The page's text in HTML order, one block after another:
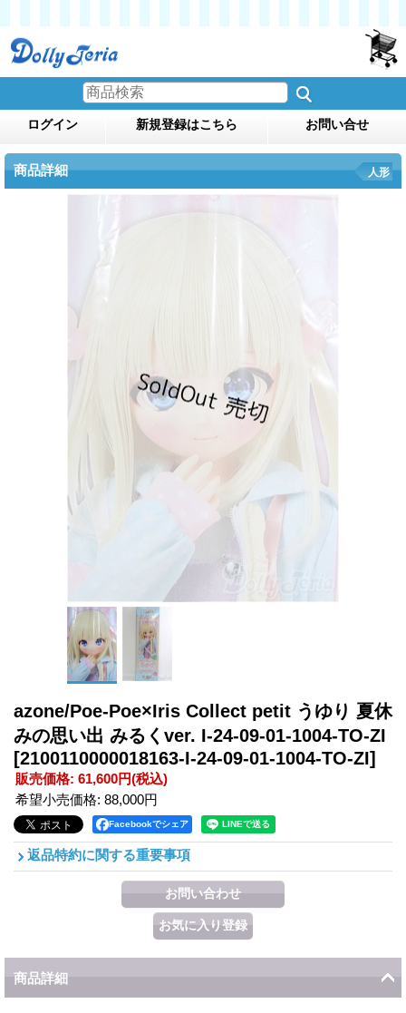
ログイン 新規登録はこちら お問い合せ
商品詳細 人形
azone/Poe-Poe×Iris Collect petit うゆり 夏休
みの思い出 みるくver. I-24-09-01-1004-TO-ZI
[2100110000018163-I-24-09-01-1004-TO-ZI]
販売価格: 61,600円(税込)
希望小売価格: 88,000円
Facebookでシェア
返品特約に関する重要事項
商品詳細